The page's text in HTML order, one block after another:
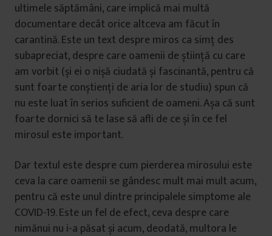
ultimele săptămâni, care implică mai multă
documentare decât orice altceva am făcut în
carantină. Este un text despre miros ca simț des
subapreciat, despre care oamenii de știință cu care
am vorbit (și ei o nișă ciudată și fascinantă, pentru că
sunt foarte conștienți de aria lor de studiu) spun că
nu este luat în serios suficient de oameni. Așa că sunt
foarte dornici să te lase să afli de ce și în ce fel
mirosul este important.
Dar textul este despre cum pierderea mirosului este
ceva la care oamenii se gândesc mult mai mult acum,
pentru că este unul dintre principalele simptome ale
COVID-19. Este un fel de efect, ceva despre care
nimănui nu i-a păsat și acum, deodată, multora le